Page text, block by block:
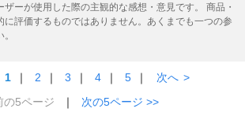
ーが使用した際の主観的な感想・意見です。 商品・
に評価するものではありません。あくまでも一つの参
1 ｜ 2 ｜ 3 ｜ 4 ｜ 5 ｜ 次へ >
の5ページ
｜ 次の5ページ >>